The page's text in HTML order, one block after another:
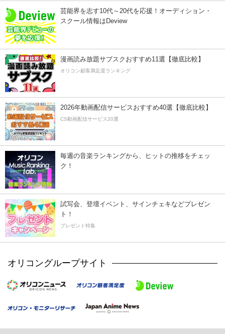
芸能界を志す10代～20代を応援！オーディション・
スクール情報はDeview
漫画読み放題サブスクおすすめ11選【徹底比較】
オリコン顧客満足度ランキング
2026年動画配信サービスおすすめ40選【徹底比較】
CS動画配信サービス20選
毎週の音楽ランキングから、ヒットの推移をチェッ
ク！
試写会、登壇イベント、サインチェキなどプレゼン
ト！
プレゼント特集
オリコングループサイト